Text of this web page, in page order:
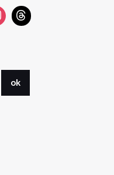
ok